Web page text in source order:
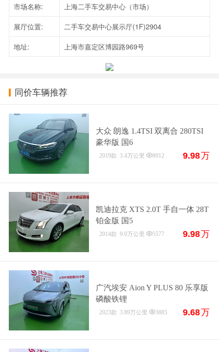
市场名称:
上海二手车交易中心（市场）
展厅位置:
二手车交易中心展示厅(1F)2904
地址:
上海市嘉定区博园路969号
同价车辆推荐
大众 朗逸 1.4TSI 双离合 280TSI
豪华版 国6
9.98万
2019款 3.4万公里 8912
凯迪拉克 XTS 2.0T 手自一体 28T
铂金版 国5
9.98万
2014款 9.0万公里 5577
广汽埃安 Aion Y PLUS 80 乐享版
磷酸铁锂
9.68万
2023款 3.89万公里 3885